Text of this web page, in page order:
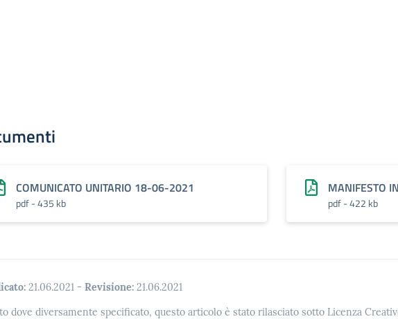
COMUNICATO UNITARIO 18-06-2021
pdf - 435 kb
MANIFESTO
pdf - 422 kb
21.06.2021 - Revisione: 21.06.2021
dove diversamente specificato, questo articolo è stato rilasciato sotto Licenza